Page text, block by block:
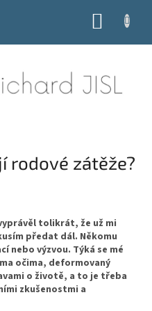
rodové zátěže?
tolikrát, že už mi
předat dál. Někomu
nebo výzvou. Týká se mé
očima, deformovaný
o životě, a to je třeba
zkušenostmi a